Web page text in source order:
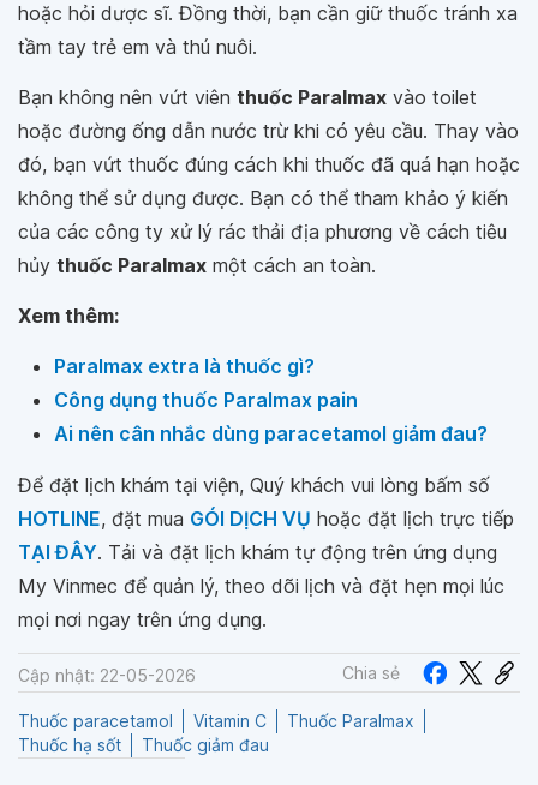
hoặc hỏi dược sĩ. Đồng thời, bạn cần giữ thuốc tránh xa
tầm tay trẻ em và thú nuôi.
Bạn không nên vứt viên thuốc Paralmax vào toilet
hoặc đường ống dẫn nước trừ khi có yêu cầu. Thay vào
đó, bạn vứt thuốc đúng cách khi thuốc đã quá hạn hoặc
không thể sử dụng được. Bạn có thể tham khảo ý kiến
của các công ty xử lý rác thải địa phương về cách tiêu
hủy thuốc Paralmax một cách an toàn.
Xem thêm:
Paralmax extra là thuốc gì?
Công dụng thuốc Paralmax pain
Ai nên cân nhắc dùng paracetamol giảm đau?
Để đặt lịch khám tại viện, Quý khách vui lòng bấm số
HOTLINE, đặt mua GÓI DỊCH VỤ hoặc đặt lịch trực tiếp
TẠI ĐÂY. Tải và đặt lịch khám tự động trên ứng dụng
My Vinmec để quản lý, theo dõi lịch và đặt hẹn mọi lúc
mọi nơi ngay trên ứng dụng.
Cập nhật: 22-05-2026 Chia sẻ
Thuốc paracetamol Vitamin C
Thuốc Paralmax
Thuốc hạ sốt
Thuốc giảm đau